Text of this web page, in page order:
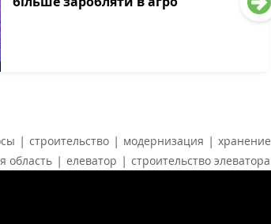
| строительство | модернизация | хранение
область | елеватор | строительство элеватора